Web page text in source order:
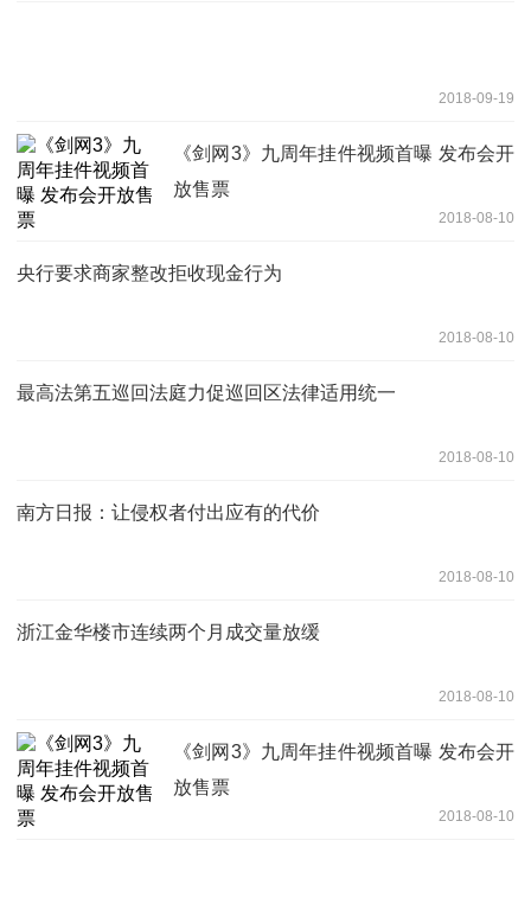
2018-09-19
《剑网3》九周年挂件视频首曝 发布会开
放售票
2018-08-10
央行要求商家整改拒收现金行为
2018-08-10
最高法第五巡回法庭力促巡回区法律适用统一
2018-08-10
南方日报：让侵权者付出应有的代价
2018-08-10
浙江金华楼市连续两个月成交量放缓
2018-08-10
《剑网3》九周年挂件视频首曝 发布会开
放售票
2018-08-10